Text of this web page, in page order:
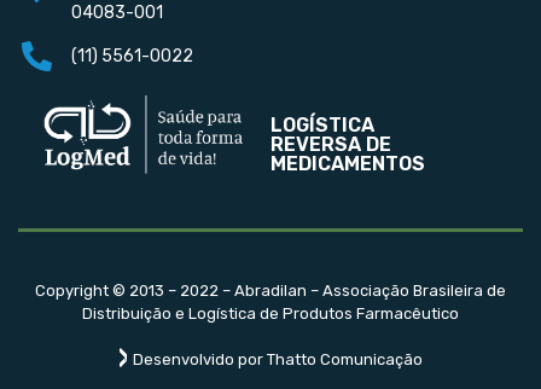
04083-001
(11) 5561-0022
LOGÍSTICA
REVERSA DE
MEDICAMENTOS
Copyright © 2013 – 2022 – Abradilan – Associação Brasileira de
Distribuição e Logística de Produtos Farmacêutico
Desenvolvido por Thatto Comunicação